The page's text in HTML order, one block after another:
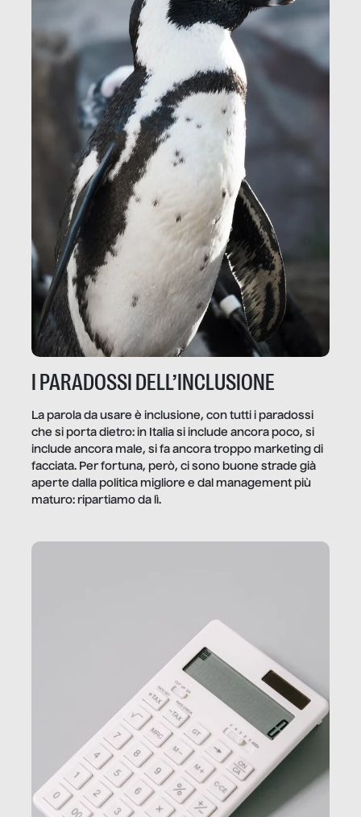
I PARADOSSI DELL’INCLUSIONE
La parola da usare è inclusione, con tutti i paradossi
che si porta dietro: in Italia si include ancora poco, si
include ancora male, si fa ancora troppo marketing di
facciata. Per fortuna, però, ci sono buone strade già
aperte dalla politica migliore e dal management più
maturo: ripartiamo da lì.